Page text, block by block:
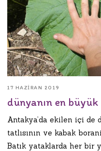
17 HAZIRAN 2019
dünyanın en büyük
Antakya’da ekilen içi de
tatlısının ve kabak
Batık yataklarda her bir